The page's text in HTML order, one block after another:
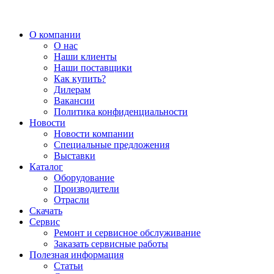
О компании
О нас
Наши клиенты
Наши поставщики
Как купить?
Дилерам
Вакансии
Политика конфиденциальности
Новости
Новости компании
Специальные предложения
Выставки
Каталог
Оборудование
Производители
Отрасли
Скачать
Сервис
Ремонт и сервисное обслуживание
Заказать сервисные работы
Полезная информация
Статьи